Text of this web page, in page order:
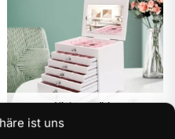
ist uns
Nicht vorrätig